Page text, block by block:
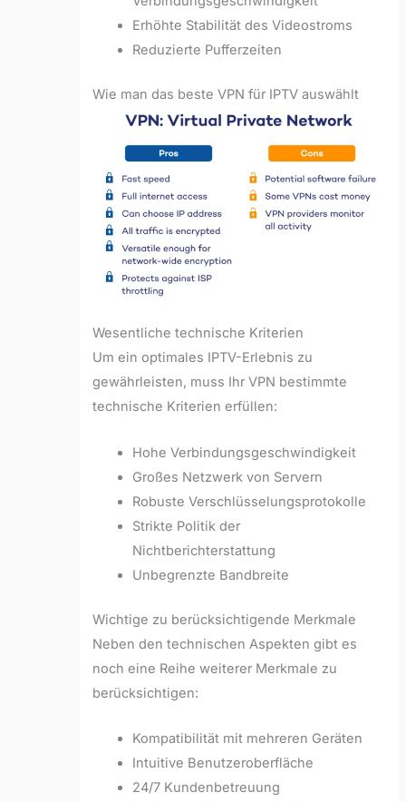
Erhöhte Stabilität des Videostroms
Reduzierte Pufferzeiten
Wie man das beste VPN für IPTV auswählt
Wesentliche technische Kriterien
Um ein optimales IPTV-Erlebnis zu
gewährleisten, muss Ihr VPN bestimmte
technische Kriterien erfüllen:
Hohe Verbindungsgeschwindigkeit
Großes Netzwerk von Servern
Robuste Verschlüsselungsprotokolle
Strikte Politik der
Nichtberichterstattung
Unbegrenzte Bandbreite
Wichtige zu berücksichtigende Merkmale
Neben den technischen Aspekten gibt es
noch eine Reihe weiterer Merkmale zu
berücksichtigen:
Kompatibilität mit mehreren Geräten
Intuitive Benutzeroberfläche
24/7 Kundenbetreuung